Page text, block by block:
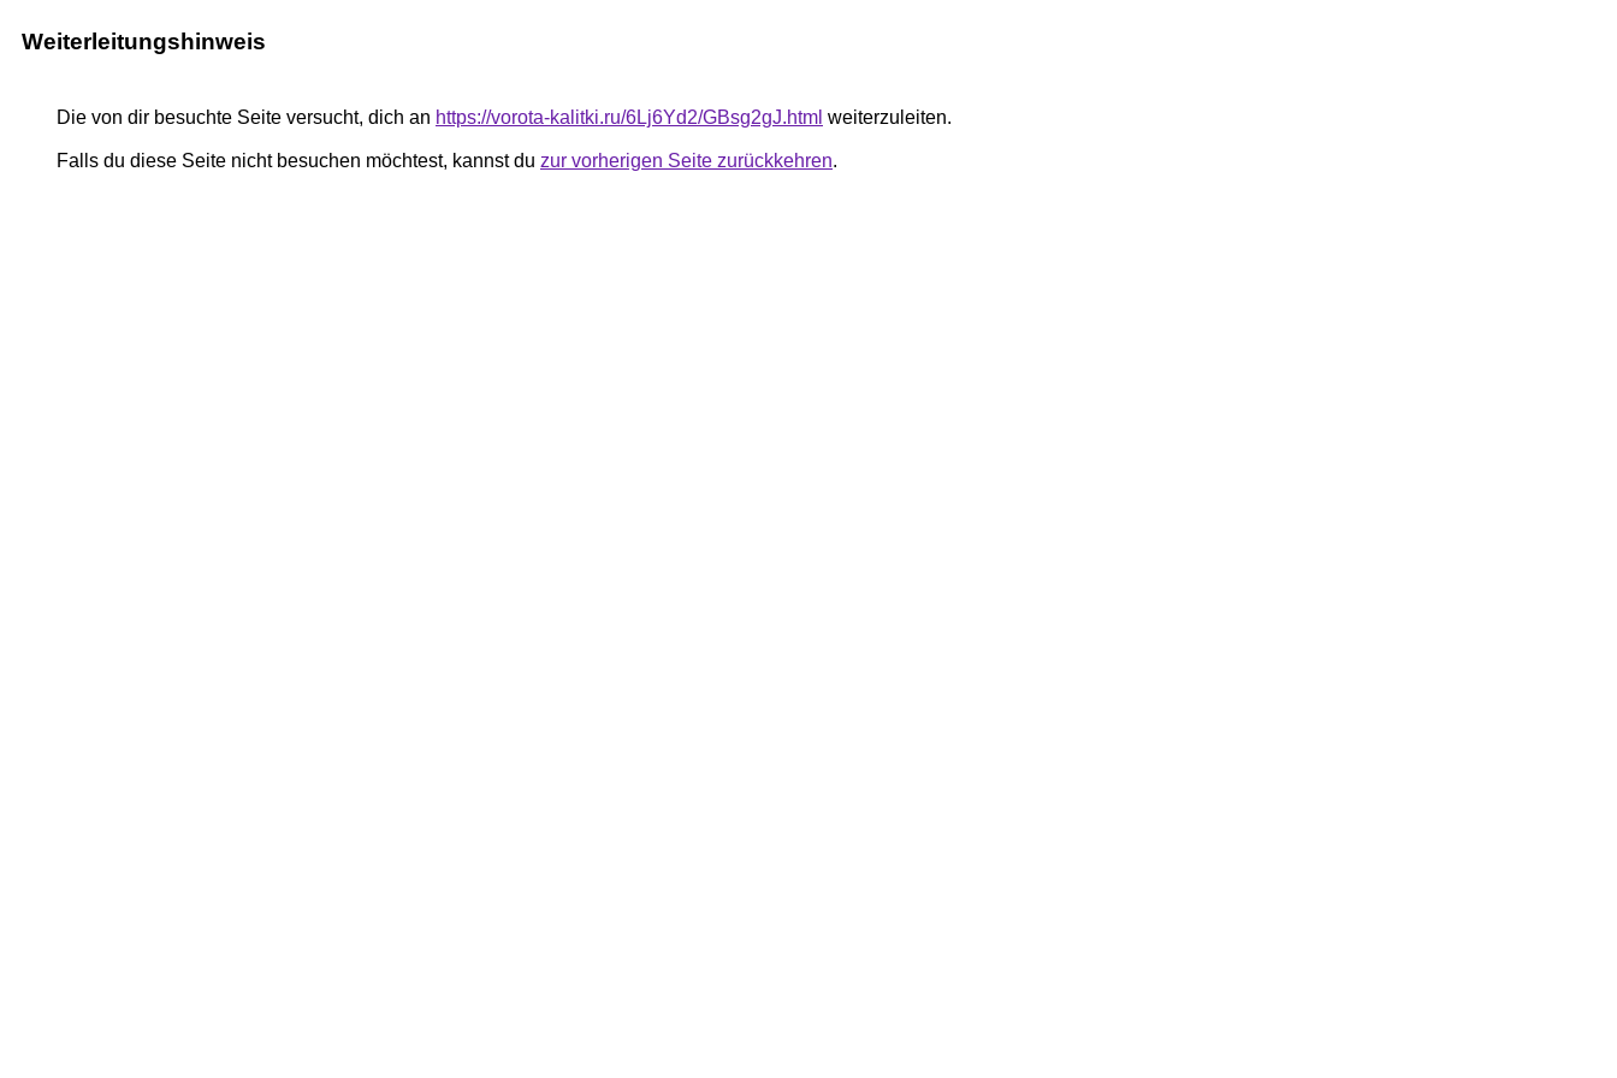
Weiterleitungshinweis
Die von dir besuchte Seite versucht, dich an https://vorota-kalitki.ru/6Lj6Yd2/GBsg2gJ.html weiterzuleiten.
Falls du diese Seite nicht besuchen möchtest, kannst du zur vorherigen Seite zurückkehren.